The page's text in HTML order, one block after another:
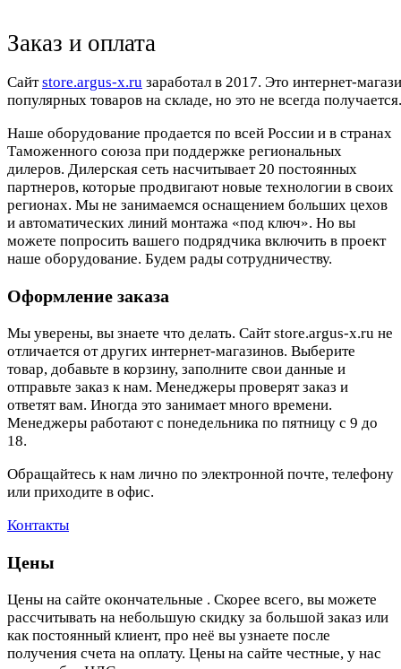
Заказ и оплата
Cайтstore.argus-x.ru заработал в 2017. Это интернет-
популярных товаров на складе, но это не всегда
Наше оборудование продается по всей России и в странах
Таможенного союза при поддержке региональных
дилеров. Дилерская сеть насчитывает 20 постоянных
партнеров, которые продвигают новые технологии в своих
регионах. Мы не занимаемся оснащением больших цехов
и автоматических линий монтажа «под ключ». Но вы
можете попросить вашего подрядчика включить в проект
наше оборудование. Будем рады сотрудничеству.
Оформление заказа
Мы уверены, вы знаете что делать. Сайт store.argus-x.ru не
отличается от других интернет-магазинов. Выберите
товар, добавьте в корзину, заполните свои данные и
отправьте заказ к нам. Менеджеры проверят заказ и
ответят вам. Иногда это занимает много времени.
Менеджеры работают с понедельника по пятницу с 9 до
18.
Обращайтесь к нам лично по электронной почте, телефону
или приходите в офис.
Контакты
Цены
Цены на сайте окончательные . Скорее всего, вы можете
рассчитывать на небольшую скидку за большой заказ или
как постоянный клиент, про неё вы узнаете после
получения счета на оплату. Цены на сайте честные, у нас